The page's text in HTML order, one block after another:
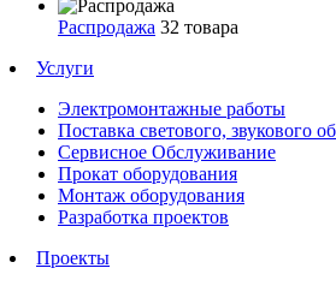
Распродажа 32 товара
Услуги
Электромонтажные работы
Поставка светового, звукового
Сервисное Обслуживание
Прокат оборудования
Монтаж оборудования
Разработка проектов
Проекты